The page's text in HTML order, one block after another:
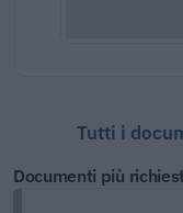
Tutti i
Documenti più